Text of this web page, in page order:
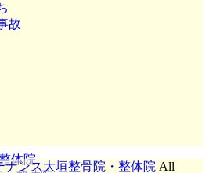
故
ナンス大垣整骨院・整体院 All